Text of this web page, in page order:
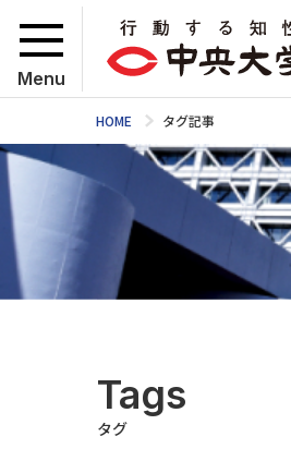
Menu
HOME タグ記事
Tags
タグ